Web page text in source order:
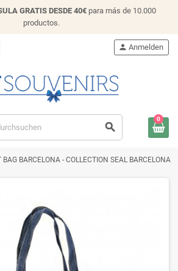
GRATIS DESDE 40€ para más de 10.000
productos.
search
person Anmelden
0
BAG BARCELONA - COLLECTION SEAL